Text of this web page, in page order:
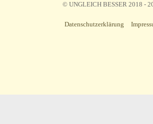
© UNGLEICH BESSER 2018 -
Datenschutzerklärung